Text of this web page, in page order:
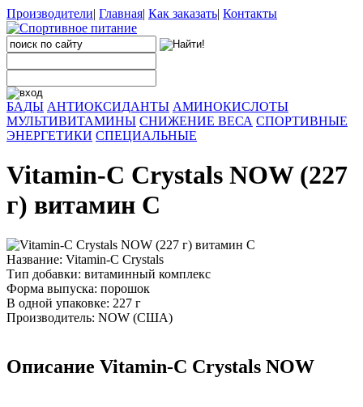
Производители| Главная| Как заказать| Контакты
БАДЫ АНТИОКСИДАНТЫ АМИНОКИСЛОТЫ
МУЛЬТИВИТАМИНЫ СНИЖЕНИЕ ВЕСА СПОРТИВНЫЕ
ЭНЕРГЕТИКИ СПЕЦИАЛЬНЫЕ
Vitamin-C Crystals NOW (227
г) витамин С
Название: Vitamin-C Crystals
Тип добавки: витаминный комплекс
Форма выпуска: порошок
В одной упаковке: 227 г
Производитель: NOW (США)
Описание Vitamin-C Crystals NOW